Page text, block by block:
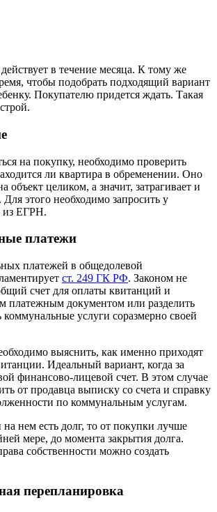
в течение месяца. К тому же
чтобы подобрать подходящий вариант
Покупателю придется ждать. Такая
на покупку, необходимо проверить
ли квартира в обременении. Оно
объект целиком, а значит, затрагивает и
этого необходимо запросить у
из ЕГРН.
платежи
платежей в общедолевой
ст. 249 ГК РФ. Законом не
счет для оплаты квитанций и
платежным документом или разделить
коммунальные услуги соразмерно своей
выяснить, как именно приходят
Идеальный вариант, когда за
финансово-лицевой счет. В этом случае
от продавца выписку со счета и справку
по коммунальным услугам.
нем есть долг, то от покупки лучше
мере, до момента закрытия долга.
собственности можно создать
перепланировка